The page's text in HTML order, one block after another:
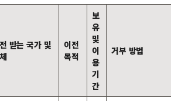
받는 국가 및
이전
목적
보
유
및
이
용
기
간
거부 방법